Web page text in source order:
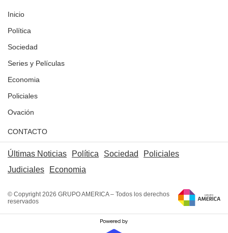
Inicio
Política
Sociedad
Series y Películas
Economia
Policiales
Ovación
CONTACTO
Últimas Noticias Política Sociedad
Policiales
Judiciales
Economia
© Copyright 2026 GRUPO AMERICA – Todos los derechos
reservados